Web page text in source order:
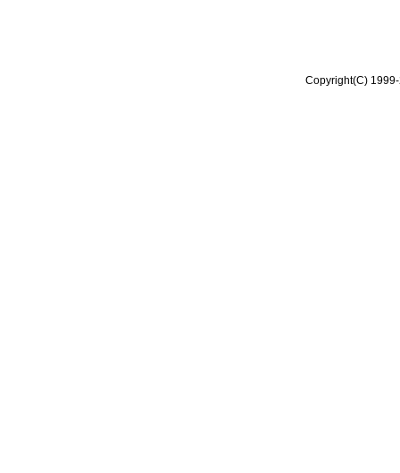
Copyright(C)